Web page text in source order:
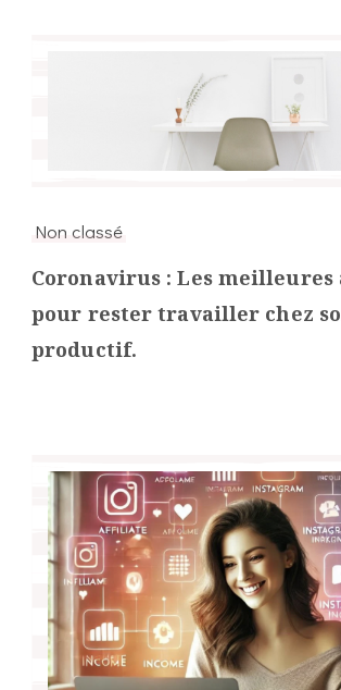
Non classé
Coronavirus : Les meilleures
pour rester travailler chez
productif.